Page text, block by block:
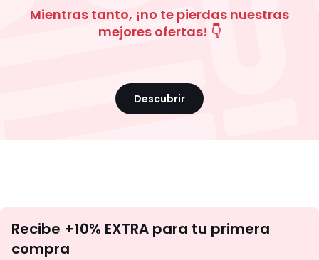
Mientras tanto, ¡no te pierdas nuestras
mejores ofertas! 👇
Descubrir
te
Recibe +10% EXTRA para tu primera
compra